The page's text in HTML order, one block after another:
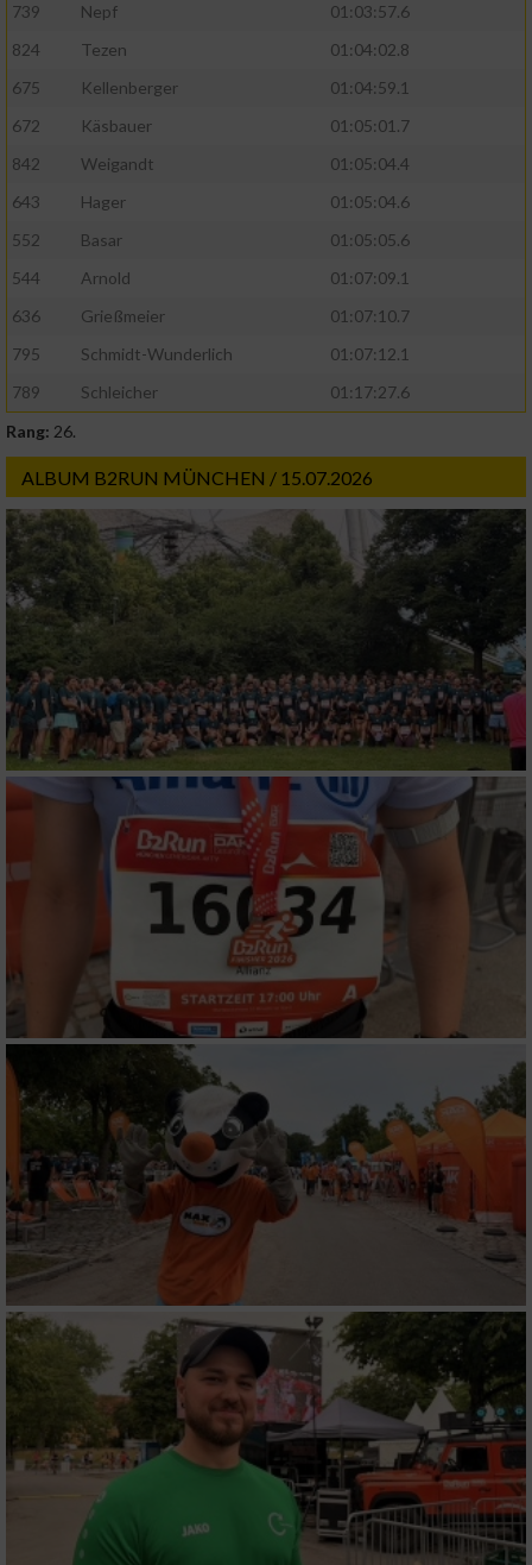
739
Nepf
01:03:57.6
824
Tezen
01:04:02.8
675
Kellenberger
01:04:59.1
672
Käsbauer
01:05:01.7
842
Weigandt
01:05:04.4
643
Hager
01:05:04.6
552
Basar
01:05:05.6
544
Arnold
01:07:09.1
636
Grießmeier
01:07:10.7
795
Schmidt-Wunderlich
01:07:12.1
789
Schleicher
01:17:27.6
Rang: 26.
ALBUM B2RUN MÜNCHEN / 15.07.2026